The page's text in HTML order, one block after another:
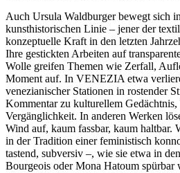
Auch Ursula Waldburger bewegt sich
kunsthistorischen Linie – jener der
konzeptuelle Kraft in den letzten
Ihre gestickten Arbeiten auf
Wolle greifen Themen wie Zerfall,
Moment auf. In VENEZIA etwa
venezianischer Stationen in rostender
Kommentar zu kulturellem Gedächtnis,
Vergänglichkeit. In anderen Werken
Wind auf, kaum fassbar, kaum haltbar.
in der Tradition einer feministisch
tastend, subversiv –, wie sie etwa in
Bourgeois oder Mona Hatoum spürbar